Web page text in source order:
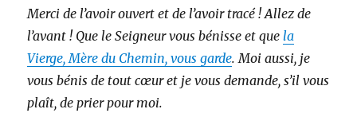
Merci de l’avoir ouvert et de l’avoir tracé ! Allez de
l’avant ! Que le Seigneur vous bénisse et quela
Vierge, Mère du Chemin, vous garde. Moi aussi, je
vous bénis de tout cœur et je vous demande, s’il vous
plaît, de prier pour moi.